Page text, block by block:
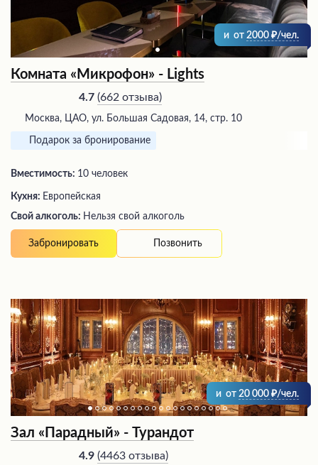
и от 2000 /чел.
Комната «Микрофон» - Lights
4.7 (662 отзыва)
Москва, ЦАО, ул. Большая Садовая, 14, стр. 10
Подарок за бронирование
Вместимость: 10 человек
Кухня: Европейская
Свой алкоголь: Нельзя свой алкоголь
Забронировать Позвонить
и от 20 000 /чел.
Зал «Парадный» - Турандот
4.9 (4463 отзыва)